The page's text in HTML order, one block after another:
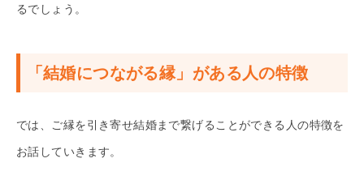
るでしょう。
「結婚につながる縁」がある人の特徴
では、ご縁を引き寄せ結婚まで繋げることができる人の特徴を
お話していきます。